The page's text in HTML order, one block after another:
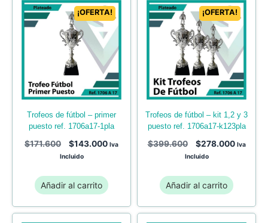
¡OFERTA!
trofeos de fútbol – primer
puesto ref. 1706a17-1pla
$171.600 $143.000 Iva
Incluido
Añadir al carrito
¡OFERTA!
trofeos de fútbol – kit 1,2 y 3
puesto ref. 1706a17-k123pla
$399.600 $278.000 Iva
Incluido
Añadir al carrito